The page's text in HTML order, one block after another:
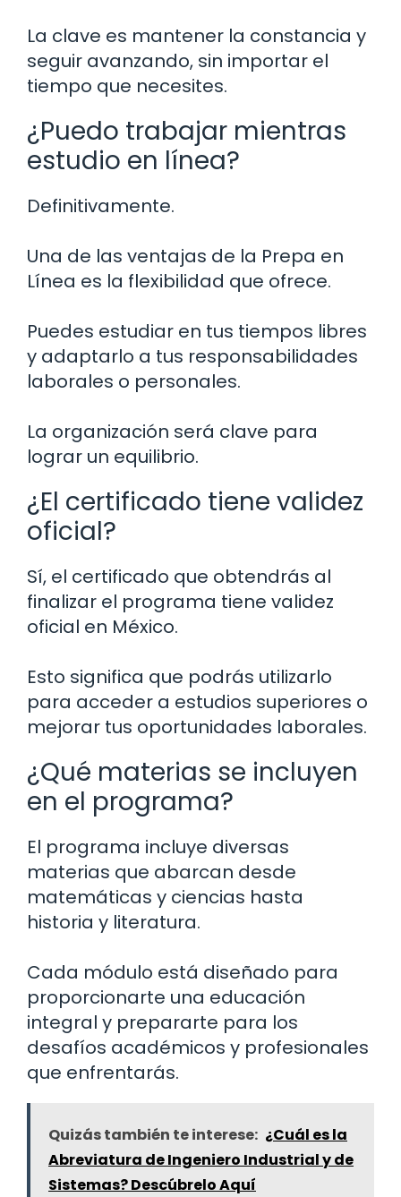
La clave es mantener la constancia y
seguir avanzando, sin importar el
tiempo que necesites.
¿Puedo trabajar mientras
estudio en línea?
Definitivamente.
Una de las ventajas de la Prepa en
Línea es la flexibilidad que ofrece.
Puedes estudiar en tus tiempos libres
y adaptarlo a tus responsabilidades
laborales o personales.
La organización será clave para
lograr un equilibrio.
¿El certificado tiene validez
oficial?
Sí, el certificado que obtendrás al
finalizar el programa tiene validez
oficial en México.
Esto significa que podrás utilizarlo
para acceder a estudios superiores o
mejorar tus oportunidades laborales.
¿Qué materias se incluyen
en el programa?
El programa incluye diversas
materias que abarcan desde
matemáticas y ciencias hasta
historia y literatura.
Cada módulo está diseñado para
proporcionarte una educación
integral y prepararte para los
desafíos académicos y profesionales
que enfrentarás.
Quizás también te interese: ¿Cuál es la
Abreviatura de Ingeniero Industrial y de
Sistemas? Descúbrelo Aquí